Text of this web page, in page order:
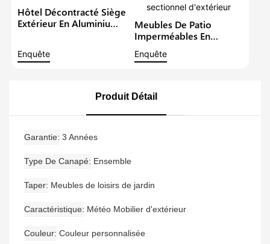
Hôtel Décontracté Siège
Extérieur En Aluminium
Meubles De Patio Jardin
Enquête
Meubles De Patio
Imperméables En
Ensembles De
Canapé En Tissu De
Jardin En Aluminium
Sectionnel D'extérieur
Enquête
Produit Détail
Garantie 3 Années
Type De Canapé Ensemble
Taper Meubles de loisirs de jardin
Caractéristique Météo Mobilier d'extérieur
Couleur Couleur personnalisée